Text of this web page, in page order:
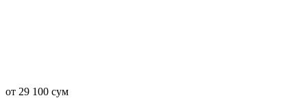
от 29 100 сум